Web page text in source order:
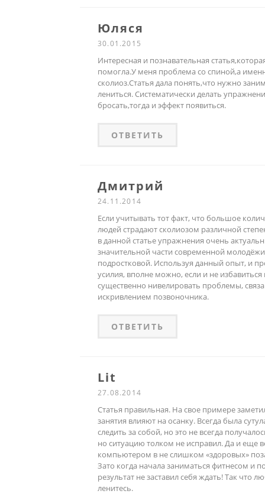
Юляся
30.01.2015
Интересная и познавательная
помогла.У меня проблема со спиной,а
сколиоз.Статья дала понять,что нужно
лениться. Систематически делать
бросать,тогда и эффект появиться.
ОТВЕТИТЬ
Дмитрий
24.11.2014
Если учитывать тот факт, что большое
людей страдают сколиозом различной
в данной статье упражнения очень
значительной части современной
подростковой. Используя данный опыт, и
усилия, вполне можно, если и не
существенно нивелировать проблемы,
искривлением позвоночника.
ОТВЕТИТЬ
Lit
27.08.2014
Статья правильная. На свое примере
занятия влияют на осанку. Всегда была
следить за собой, но это не всегда
но ситуацию толком не исправил. Да и еще
компьютером в не слишком «здоровых»
Зато когда начала заниматься фитнесом и
результат не заставил себя ждать! Так что
ленитесь.